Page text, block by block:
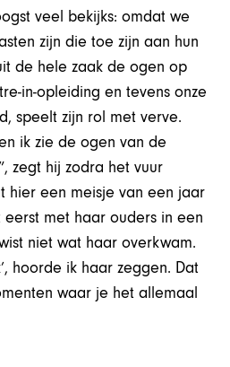
veel bekijks: omdat we
zijn die toe zijn aan hun
de hele zaak de ogen op
in-opleiding en tevens onze
speelt zijn rol met verve.
ik zie de ogen van de
zegt hij zodra het vuur
hier een meisje van een jaar
met haar ouders in een
niet wat haar overkwam.
hoorde ik haar zeggen. Dat
waar je het allemaal